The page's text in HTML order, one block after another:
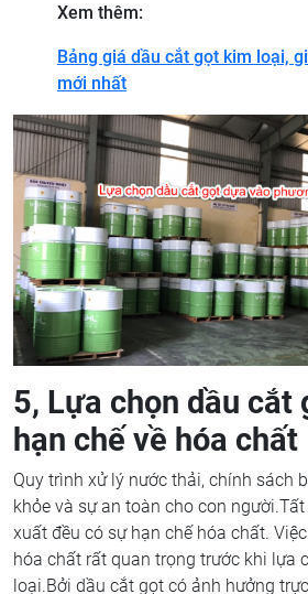
Xem thêm:
Bảng giá dầu cắt gọt kim loại,
mới nhất
5, Lựa chọn dầu cắt
hạn chế về hóa chất
Quy trình xử lý nước thải, chính sách
khỏe và sự an toàn cho con
xuất đều có sự hạn chế hóa chất.
hóa chất rất quan trọng trước khi lựa
loại.Bởi dầu cắt gọt có ảnh hưởng